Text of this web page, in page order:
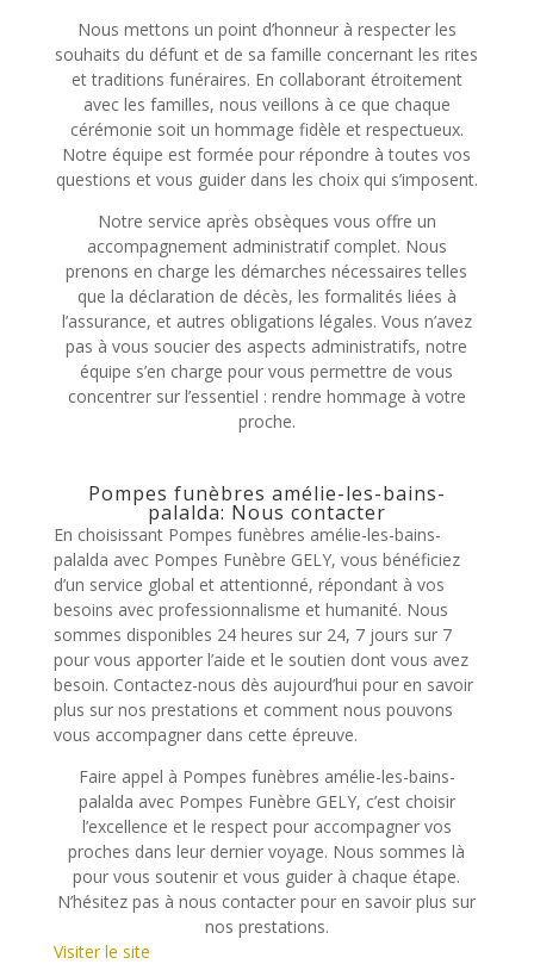
Nous mettons un point d’honneur à respecter les
souhaits du défunt et de sa famille concernant les rites
et traditions funéraires. En collaborant étroitement
avec les familles, nous veillons à ce que chaque
cérémonie soit un hommage fidèle et respectueux.
Notre équipe est formée pour répondre à toutes vos
questions et vous guider dans les choix qui s’imposent.
Notre service après obsèques vous offre un
accompagnement administratif complet. Nous
prenons en charge les démarches nécessaires telles
que la déclaration de décès, les formalités liées à
l’assurance, et autres obligations légales. Vous n’avez
pas à vous soucier des aspects administratifs, notre
équipe s’en charge pour vous permettre de vous
concentrer sur l’essentiel : rendre hommage à votre
proche.
Pompes funèbres amélie-les-bains-
palalda: Nous contacter
En choisissant Pompes funèbres amélie-les-bains-
palalda avec Pompes Funèbre GELY, vous bénéficiez
d’un service global et attentionné, répondant à vos
besoins avec professionnalisme et humanité. Nous
sommes disponibles 24 heures sur 24, 7 jours sur 7
pour vous apporter l’aide et le soutien dont vous avez
besoin. Contactez-nous dès aujourd’hui pour en savoir
plus sur nos prestations et comment nous pouvons
vous accompagner dans cette épreuve.
Faire appel à Pompes funèbres amélie-les-bains-
palalda avec Pompes Funèbre GELY, c’est choisir
l’excellence et le respect pour accompagner vos
proches dans leur dernier voyage. Nous sommes là
pour vous soutenir et vous guider à chaque étape.
N’hésitez pas à nous contacter pour en savoir plus sur
nos prestations.
Visiter le site